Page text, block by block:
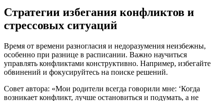
Стратегии избегания конфликтов и
стрессовых ситуаций
Время от времени разногласия и недоразумения неизбежны,
особенно при разнице в расписании. Важно научиться
управлять конфликтами конструктивно. Например, избегайте
обвинений и фокусируйтесь на поиске решений.
Совет автора: «Мои родители всегда говорили мне: ‘Когда
возникает конфликт, лучше остановиться и подумать, а не